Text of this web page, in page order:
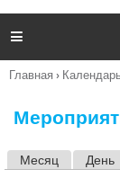
п

Вы
Главная › Календарь
Месяц День